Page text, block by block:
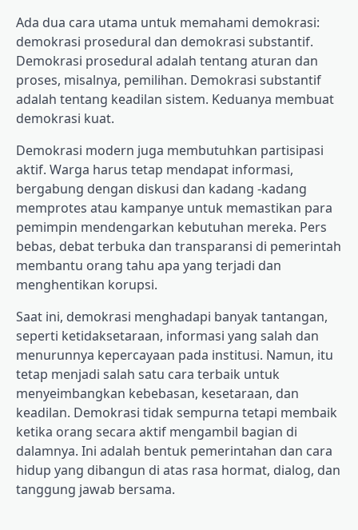
Ada dua cara utama untuk memahami demokrasi:
demokrasi prosedural dan demokrasi substantif.
Demokrasi prosedural adalah tentang aturan dan
proses, misalnya, pemilihan. Demokrasi substantif
adalah tentang keadilan sistem. Keduanya membuat
demokrasi kuat.
Demokrasi modern juga membutuhkan partisipasi
aktif. Warga harus tetap mendapat informasi,
bergabung dengan diskusi dan kadang -kadang
memprotes atau kampanye untuk memastikan para
pemimpin mendengarkan kebutuhan mereka. Pers
bebas, debat terbuka dan transparansi di pemerintah
membantu orang tahu apa yang terjadi dan
menghentikan korupsi.
Saat ini, demokrasi menghadapi banyak tantangan,
seperti ketidaksetaraan, informasi yang salah dan
menurunnya kepercayaan pada institusi. Namun, itu
tetap menjadi salah satu cara terbaik untuk
menyeimbangkan kebebasan, kesetaraan, dan
keadilan. Demokrasi tidak sempurna tetapi membaik
ketika orang secara aktif mengambil bagian di
dalamnya. Ini adalah bentuk pemerintahan dan cara
hidup yang dibangun di atas rasa hormat, dialog, dan
tanggung jawab bersama.